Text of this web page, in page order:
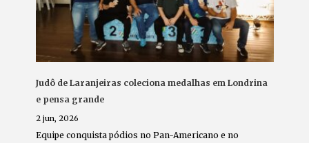
Judô de Laranjeiras coleciona medalhas em Londrina
e pensa grande
2 jun, 2026
Equipe conquista pódios no Pan-Americano e no